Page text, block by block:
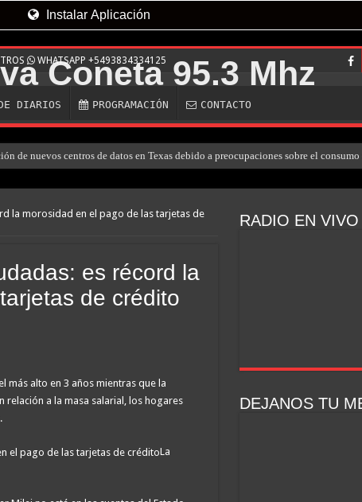
Instalar Aplicación
WHATSAPP +5493834334125
DIARIOS PROGRAMACIÓN CONTACTO
de nuevos centros de datos en Texas debido a preocupaciones sobre el
de Candela Arizaga
Villa Elisa: la encontraron con la cabeza dentro de un pozo en el patio de su casa
la madre y la hermana de Barrelier, principal acusado por el crimen
a salir de la prisión domiciliaria para a ir al shopping con su hijo, generó
cuando la joven de 23 años deambula semidesnuda por Belgrano
la morosidad en el pago de las tarjetas de
es récord la
de crédito
más alto en 3 años mientras que la
relación a la masa salarial, los hogares
La
RADIO EN VIVO
DEJANOS TU